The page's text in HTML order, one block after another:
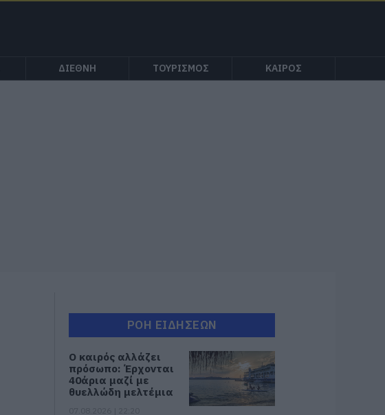
ΔΙΕΘΝΗ ΤΟΥΡΙΣΜΟΣ ΚΑΙΡΟΣ
ΡΟΗ ΕΙΔΗΣΕΩΝ
Ο καιρός αλλάζει
πρόσωπο: Έρχονται
40άρια μαζί με
θυελλώδη μελτέμια